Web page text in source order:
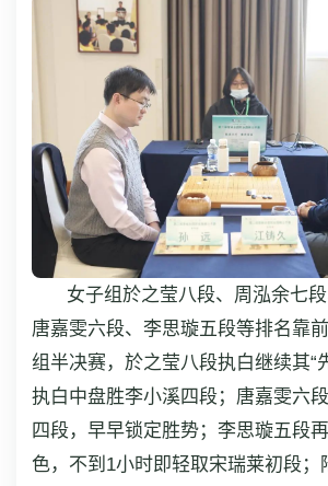
女子组於之莹八段、周泓余七段
唐嘉雯六段、李思璇五段等排名靠
组半决赛，於之莹八段执白继续其“
执白中盘胜李小溪四段；唐嘉雯六
四段，早早锁定胜势；李思璇五段
色，不到1小时即轻取宋瑞莱初段；